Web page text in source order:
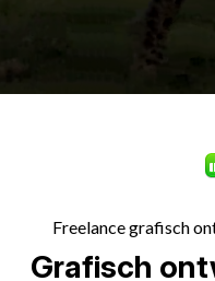
Freelance grafisch
Grafisch